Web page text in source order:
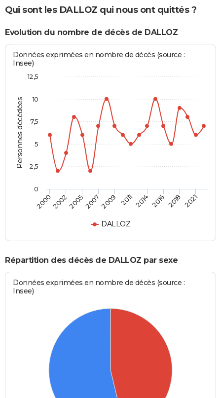
Qui sont les DALLOZ qui nous ont quittés ?
Evolution du nombre de décès de DALLOZ
Personnes décédées
Données exprimées en nombre de décès (source :
Insee)
DALLOZ
20002002200520072009 2011 2014 2016 2018 2021
0
2,5
5
7,5
10
12,5
Répartition des décès de DALLOZ par sexe
Données exprimées en nombre de décès (source :
Insee)